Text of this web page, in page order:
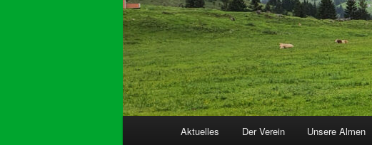
Aktuelles Der Verein Unsere Almen